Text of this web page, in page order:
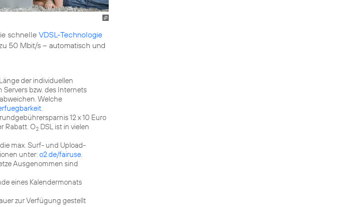
schnelle VDSL-Technologie
50 Mbit/s – automatisch und
der individuellen
bzw. des Internets
Welche
.
12 x 10 Euro
Rabatt. O2 DSL ist in vielen
max. Surf- und Upload-
unter: o2.de/fairuse.
Ausgenommen sind
eines Kalendermonats
zur Verfügung gestellt